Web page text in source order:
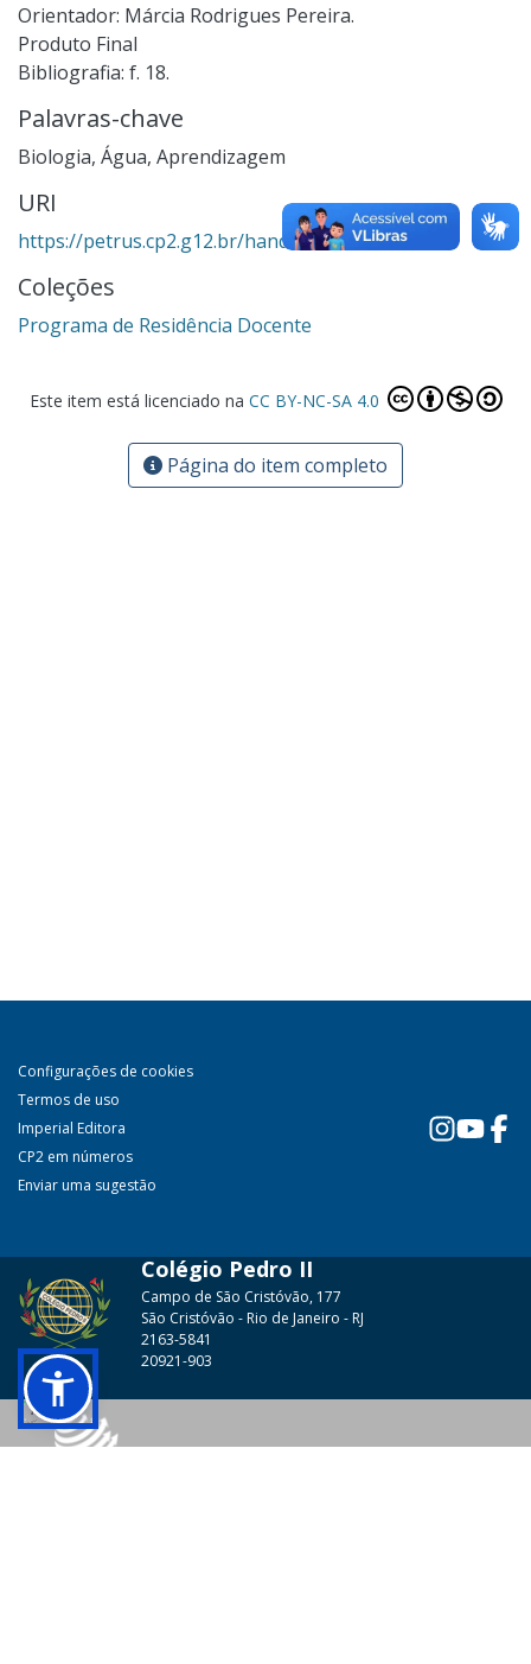
Orientador: Márcia Rodrigues Pereira.
Produto Final
Bibliografia: f. 18.
Palavras-chave
Biologia, Água, Aprendizagem
URI
https://petrus.cp2.g12.br/handle/123456789/2230
Coleções
Programa de Residência Docente
Este item está licenciado na CC BY-NC-SA 4.0
Página do item completo
Configurações de cookies
Termos de uso
Imperial Editora
CP2 em números
Enviar uma sugestão
Colégio Pedro II
Campo de São Cristóvão, 177
São Cristóvão - Rio de Janeiro - RJ
2163-5841
20921-903